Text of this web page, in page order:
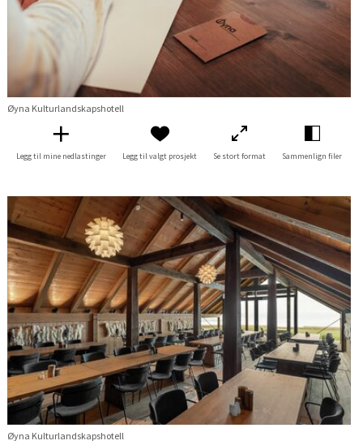
Øyna Kulturlandskapshotell
Legg til mine nedlastinger Legg til valgt prosjekt Se stort format Sammenlign filer
Øyna Kulturlandskapshotell